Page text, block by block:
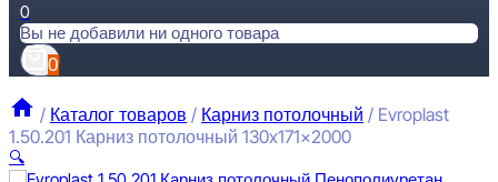
0
Вы не добавили ни одного товара
0
/ Каталог товаров / Карниз потолочный / Evroplast
1.50.201 Карниз потолочный 130x171x2000
🔍